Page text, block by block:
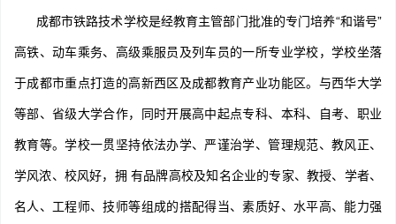
成都市铁路技术学校是经教育主管部门批准的专门培养“和谐号”
高铁、动车乘务、高级乘服员及列车员的一所专业学校，学校坐落
于成都市重点打造的高新西区及成都教育产业功能区。与西华大学
等部、省级大学合作，同时开展高中起点专科、本科、自考、职业
教育等。学校一贯坚持依法办学、严谨治学、管理规范、教风正、
学风浓、校风好，拥 有品牌高校及知名企业的专家、教授、学者、
名人、工程师、技师等组成的搭配得当、素质好、水平高、能力强